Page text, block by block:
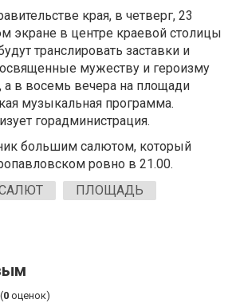
края, в четверг, 23
экране в центре краевой столицы
транслировать заставки и
мужеству и героизму
а в восемь вечера на площади
музыкальная программа.
горадминистрация.
большим салютом, который
ровно в 21.00.
ПЛОЩАДЬ
(0 оценок)